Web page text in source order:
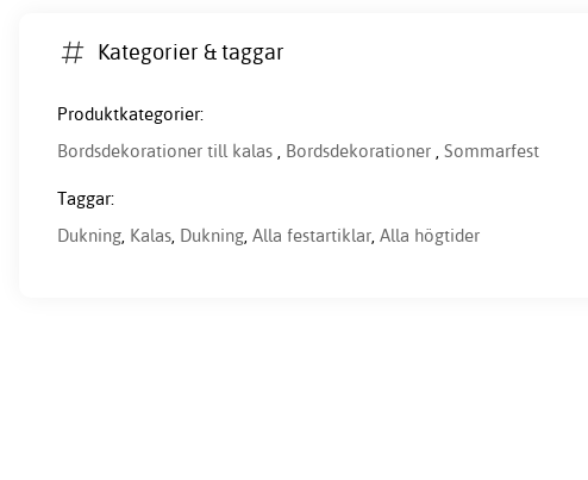
Kategorier & taggar
Produktkategorier:
Bordsdekorationer till kalas , Bordsdekorationer , Sommarfest
Taggar:
Dukning, Kalas, Dukning, Alla festartiklar, Alla högtider